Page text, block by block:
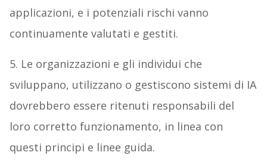
applicazioni, e i potenziali rischi vanno
continuamente valutati e gestiti.
5. Le organizzazioni e gli individui che
sviluppano, utilizzano o gestiscono sistemi di IA
dovrebbero essere ritenuti responsabili del
loro corretto funzionamento, in linea con
questi principi e linee guida.